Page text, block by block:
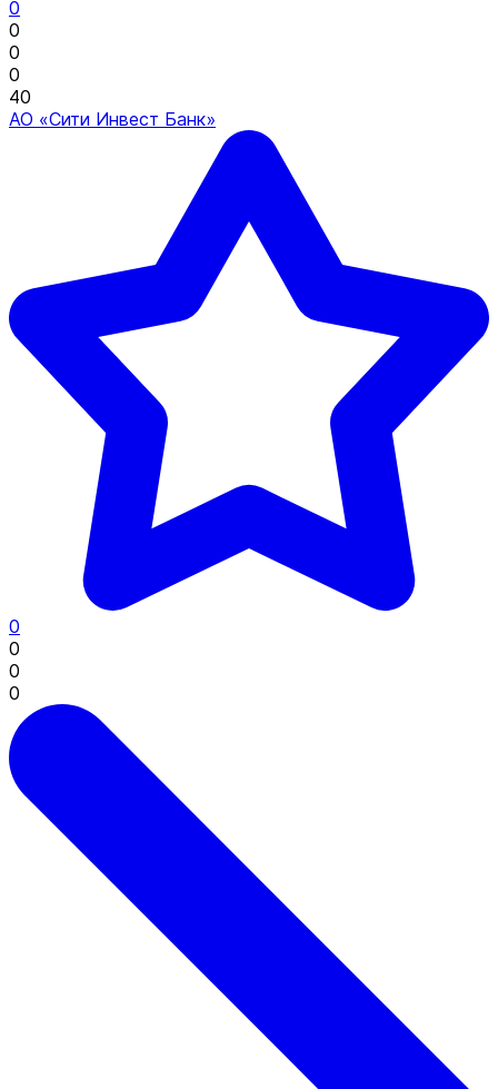
0
0
0
0
40
АО «Сити Инвест Банк»
0
0
0
0